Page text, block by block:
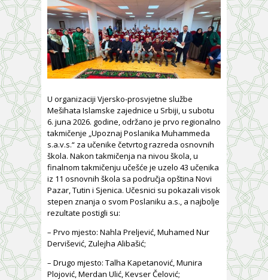
U organizaciji Vjersko-prosvjetne službe
Mešihata Islamske zajednice u Srbiji, u subotu
6. juna 2026. godine, održano je prvo regionalno
takmičenje „Upoznaj Poslanika Muhammeda
s.a.v.s.“ za učenike četvrtog razreda osnovnih
škola. Nakon takmičenja na nivou škola, u
finalnom takmičenju učešće je uzelo 43 učenika
iz 11 osnovnih škola sa područja opština Novi
Pazar, Tutin i Sjenica. Učesnici su pokazali visok
stepen znanja o svom Poslaniku a.s., a najbolje
rezultate postigli su:
– Prvo mjesto: Nahla Preljević, Muhamed Nur
Dervišević, Zulejha Alibašić;
– Drugo mjesto: Talha Kapetanović, Munira
Plojović, Merdan Ulić, Kevser Čelović;